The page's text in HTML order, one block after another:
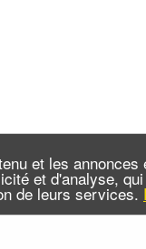
et les
et d'analyse,
de leurs services.